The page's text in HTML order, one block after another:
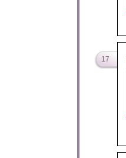
17